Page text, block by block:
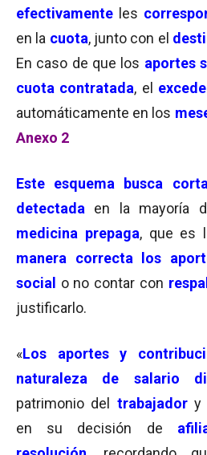
efectivamente les
en la cuota, junto con el
En caso de que los aportes
cuota contratada, el
automáticamente en los
Anexo 2
Este esquema busca
detectada en la mayoría
medicina prepaga, que es
manera correcta los
social
o no contar con
justificarlo.
«Los aportes y
naturaleza de salario
patrimonio del trabajador y
en su decisión de